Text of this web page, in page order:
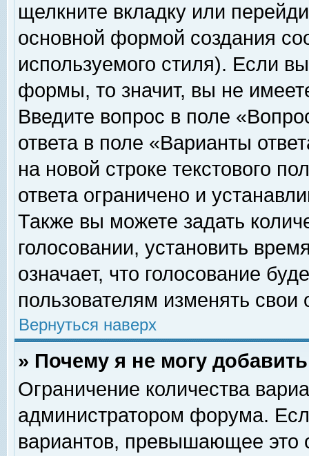
щелкните вкладку или
основной формой создания
используемого стиля). Если
формы, то значит, вы не
Введите вопрос в поле
ответа в поле «Варианты
на новой строке текстового
ответа ограничено и
Также вы можете задать
голосовании, установить
означает, что голосование
пользователям изменять свои
Вернуться наверх
» Почему я не могу
Ограничение количества
администратором форума.
вариантов, превышающее это